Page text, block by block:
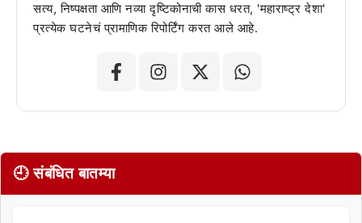
सत्य, निष्पक्षता आणि नव्या दृष्टिकोनाची कास धरत, 'महाराष्ट्र देशा'
प्रत्येक घटनेचं प्रामाणिक रिपोर्टिंग करत आले आहे.
🕘 संबंधित बातम्या